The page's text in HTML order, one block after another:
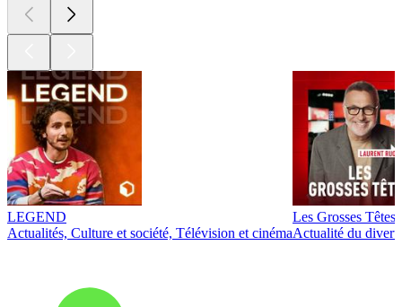
LEGEND
Actualités, Culture et société, Télévision et cinéma
Les Grosses Têtes
Actualité du